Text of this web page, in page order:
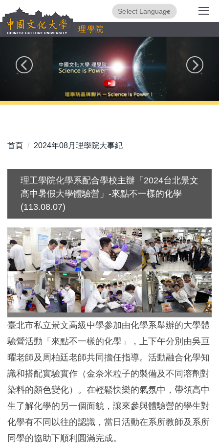
到
主
理學院
Translate
首頁 2024年08月理學院大事紀
理工學院化學系配合學校主辦「2024台北景文
高中暑假大學體驗營」-來點不一樣的化學
(113.08.07)
臺北市私立景文高級中學參加由化學系舉辦的大學體
驗營活動「來點不一樣的化學」，上下午分別由吳亘
曜老師及周柏廷老師共同擔任指導。活動融合化學知
識和搭配實驗實作（金奈米粒子的製備及不同溶劑對
染料的顏色變化）。在輕鬆快樂的氣氛中，帶領高中
生了解化學的另一個面貌，讓來參與體驗營的學生對
化學有不同以往的認識，當日活動在系所教師及系所
同學的協助下順利圓滿完成。